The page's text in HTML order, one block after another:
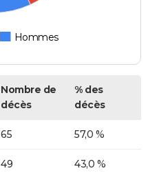
Hommes
Nombre de
décès
% des
décès
65 57,0 %
49 43,0 %